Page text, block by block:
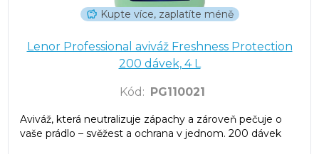
Kupte více, zaplatíte méně
Lenor Professional aviváž Freshness Protection
200 dávek, 4 L
Kód : PG110021
Aviváž, která neutralizuje zápachy a zároveň pečuje o
vaše prádlo – svěžest a ochrana v jednom. 200 dávek